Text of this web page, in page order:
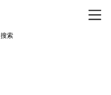
搜索